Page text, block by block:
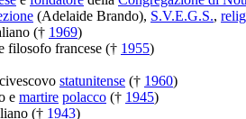
(Adelaide Brando), S.V.E.G.S.,
(† 1969)
filosofo francese († 1955)
statunitense († 1960)
e martire polacco († 1945)
(† 1943)